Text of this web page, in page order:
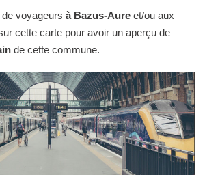
voyageurs à Bazus-Aure et/ou aux
cette carte pour avoir un aperçu de
de cette commune.